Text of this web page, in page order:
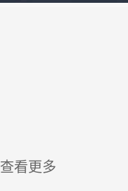
查看更多